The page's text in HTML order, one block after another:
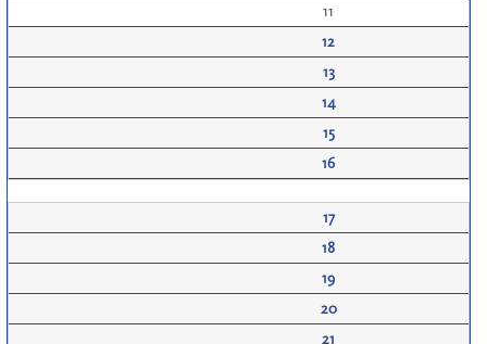
11
12
13
14
15
16
17
18
19
20
21